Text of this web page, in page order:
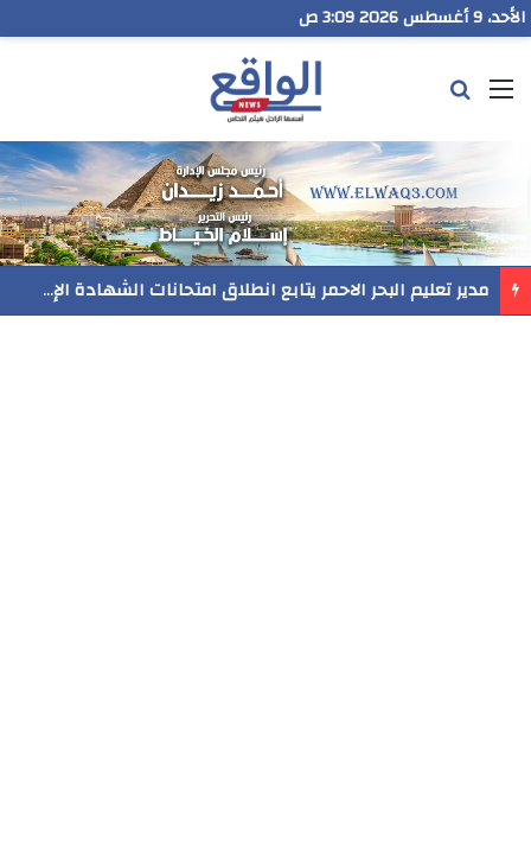
الأحد، 9 أغسطس 2026 3:09 ص
القائمة
مدير تعليم البحر الاحمر يتابع انطلاق امتحانات الشهادة الإعدادية ويؤكد: الانضباط